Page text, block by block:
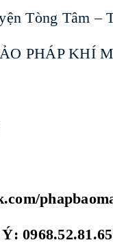
Tòng Tâm –
PHÁP KHÍ